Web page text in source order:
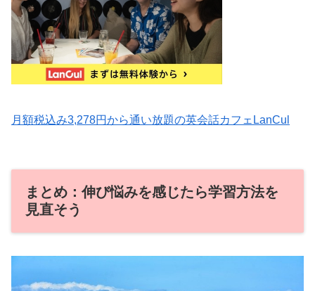
月額税込み3,278円から通い放題の英会話カフェLanCul
まとめ：伸び悩みを感じたら学習方法を
見直そう